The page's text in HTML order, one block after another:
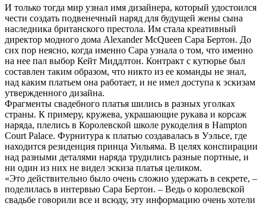
И только тогда мир узнал имя дизайнера, который удостоился
чести создать подвенечный наряд для будущей жены сына
наследника британского престола. Им стала креативный
директор модного дома Alexander McQueen Сара Бертон. До
сих пор неясно, когда именно Сара узнала о том, что именно
на нее пал выбор Кейт Миддлтон. Контракт с кутюрье был
составлен таким образом, что никто из ее команды не знал,
над каким платьем она работает, и не имел доступа к эскизам
утвержденного дизайна.
Фрагменты свадебного платья шились в разных уголках
страны. К примеру, кружева, украшающие рукава и корсаж
наряда, плелись в Королевской школе рукоделия в Hampton
Court Palace. Фурнитура к платью создавалась в Уэльсе, где
находится резиденция принца Уильяма. В целях конспирации
над разными деталями наряда трудились разные портные, и
ни один из них не видел эскиза платья целиком.
«Это действительно было очень сложно удержать в секрете, –
поделилась в интервью Сара Бертон. – Ведь о королевской
свадьбе говорили все и всюду, эту информацию очень хотели